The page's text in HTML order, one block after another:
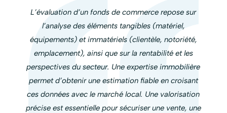
L’évaluation d’un fonds de commerce repose sur
l’analyse des éléments tangibles (matériel,
équipements) et immatériels (clientèle, notoriété,
emplacement), ainsi que sur la rentabilité et les
perspectives du secteur. Une expertise immobilière
permet d’obtenir une estimation fiable en croisant
ces données avec le marché local. Une valorisation
précise est essentielle pour sécuriser une vente, une